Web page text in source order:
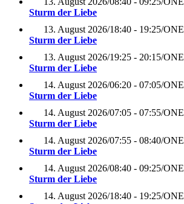
Sturm der Liebe
13. August 2026/18:40 - 19:25/ONE
Sturm der Liebe
13. August 2026/19:25 - 20:15/ONE
Sturm der Liebe
14. August 2026/06:20 - 07:05/ONE
Sturm der Liebe
14. August 2026/07:05 - 07:55/ONE
Sturm der Liebe
14. August 2026/07:55 - 08:40/ONE
Sturm der Liebe
14. August 2026/08:40 - 09:25/ONE
Sturm der Liebe
14. August 2026/18:40 - 19:25/ONE